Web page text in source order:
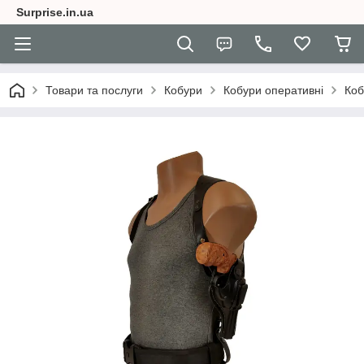
Surprise.in.ua
Товари та послуги Кобури Кобури оперативні